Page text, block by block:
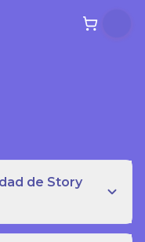
de Story